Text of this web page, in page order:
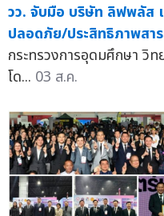
วว. จับมือ บริษัท ลิฟพลัส
ปลอดภัย/ประสิทธิภาพส
กระทรวงการอุดมศึกษา วิ
โด... 03 ส.ค.